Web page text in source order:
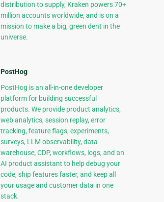
distribution to supply, Kraken powers 70+
million accounts worldwide, and is on a
mission to make a big, green dent in the
universe.
PostHog
PostHog is an all-in-one developer
platform for building successful
products. We provide product analytics,
web analytics, session replay, error
tracking, feature flags, experiments,
surveys, LLM observability, data
warehouse, CDP, workflows, logs, and an
AI product assistant to help debug your
code, ship features faster, and keep all
your usage and customer data in one
stack.